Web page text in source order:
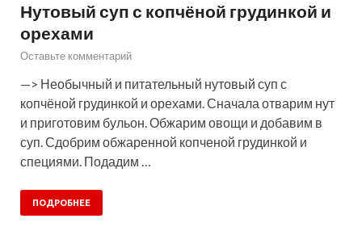
Нутовый суп с копчёной грудинкой и
орехами
Оставьте комментарий
—> Необычный и питательный нутовый суп с
копчёной грудинкой и орехами. Сначала отварим нут
и приготовим бульон. Обжарим овощи и добавим в
суп. Сдобрим обжаренной копченой грудинкой и
специями. Подадим …
ПОДРОБНЕЕ